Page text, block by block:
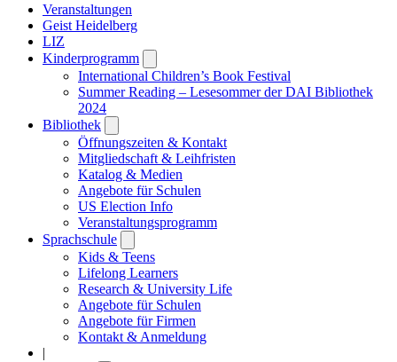
Veranstaltungen
Geist Heidelberg
LIZ
Kinderprogramm
submenu
International Children’s Book Festival
Summer Reading – Lesesommer der DAI Bibliothek
2024
Bibliothek
submenu
Öffnungszeiten & Kontakt
Mitgliedschaft & Leihfristen
Katalog & Medien
Angebote für Schulen
US Election Info
Veranstaltungsprogramm
Sprachschule
submenu
Kids & Teens
Lifelong Learners
Research & University Life
Angebote für Schulen
Angebote für Firmen
Kontakt & Anmeldung
|